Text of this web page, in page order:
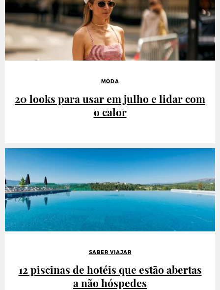
MODA
20 looks para usar em julho e lidar com
o calor
SABER VIAJAR
12 piscinas de hotéis que estão abertas
a não hóspedes